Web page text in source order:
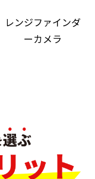
レンジファインダ
ーカメラ